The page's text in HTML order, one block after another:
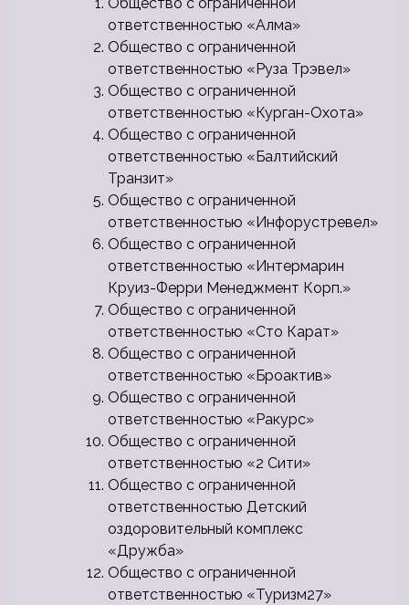
ответственностью «Алма»
Общество с ограниченной
ответственностью «Руза Трэвел»
Общество с ограниченной
ответственностью «Курган-Охота»
Общество с ограниченной
ответственностью «Балтийский
Транзит»
Общество с ограниченной
ответственностью «Инфорустревел»
Общество с ограниченной
ответственностью «Интермарин
Круиз-Ферри Менеджмент Корп.»
Общество с ограниченной
ответственностью «Сто Карат»
Общество с ограниченной
ответственностью «Броактив»
Общество с ограниченной
ответственностью «Ракурс»
Общество с ограниченной
ответственностью «2 Сити»
Общество с ограниченной
ответственностью Детский
оздоровительный комплекс
«Дружба»
Общество с ограниченной
ответственностью «Туризм27»